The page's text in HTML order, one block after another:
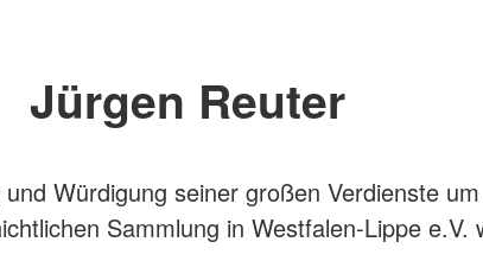
Jürgen Reuter
Würdigung seiner großen Verdienste
Sammlung in Westfalen-Lippe e.V.